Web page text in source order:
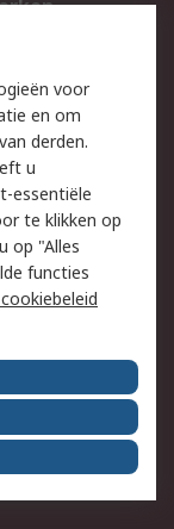
RS
voor
en om
derden.
u
essentiële
te klikken op
op "Alles
functies